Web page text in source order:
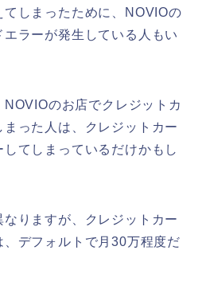
しまったために、NOVIOの
ラーが発生している人もい
のお店でクレジットカ
った人は、クレジットカー
してしまっているだけかもし
りますが、クレジットカー
、デフォルトで月30万程度だ